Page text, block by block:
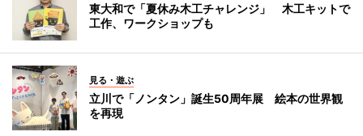
東大和で「夏休み木工チャレンジ」 木工キットで
工作、ワークショップも
見る・遊ぶ
立川で「ノンタン」誕生50周年展 絵本の世界観
を再現